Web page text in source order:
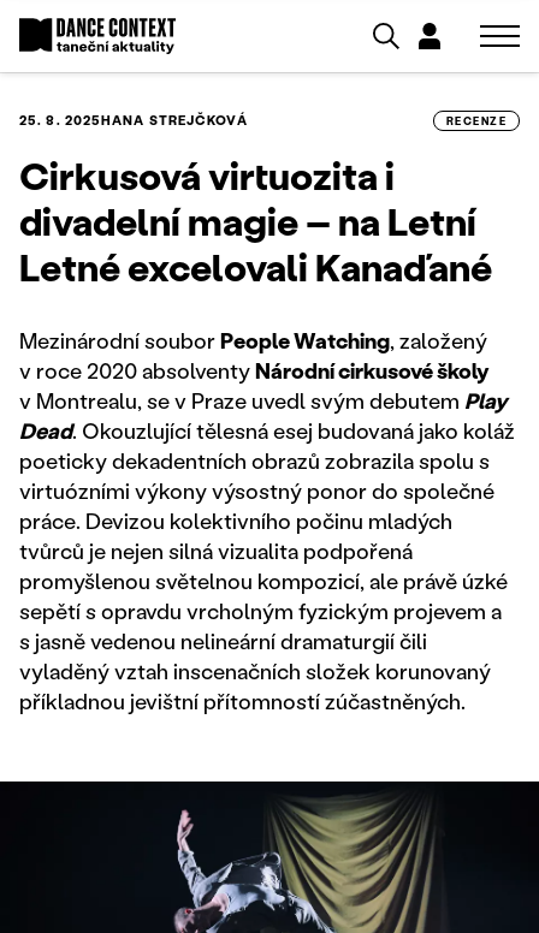
25. 8. 2025HANA STREJČKOVÁ RECENZE
Cirkusová virtuozita i
divadelní magie – na Letní
Letné excelovali Kanaďané
Mezinárodní souborPeople Watching, založený
v roce 2020 absolventyNárodní cirkusové školy
v Montrealu, se v Praze uvedl svým debutem Play
Dead. Okouzlující tělesná esej budovaná jako koláž
poeticky dekadentních obrazů zobrazila spolu s
virtuózními výkony výsostný ponor do společné
práce. Devizou kolektivního počinu mladých
tvůrců je nejen silná vizualita podpořená
promyšlenou světelnou kompozicí, ale právě úzké
sepětí s opravdu vrcholným fyzickým projevem a
s jasně vedenou nelineární dramaturgií čili
vyladěný vztah inscenačních složek korunovaný
příkladnou jevištní přítomností zúčastněných.